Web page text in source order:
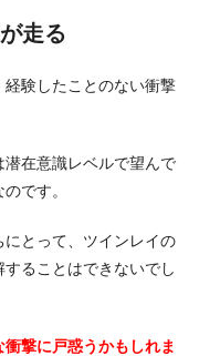
走る
験したことのない衝撃
在意識レベルで望んで
です。
にとって、ツインレイの
ることはできないでし
撃に戸惑うかもしれま